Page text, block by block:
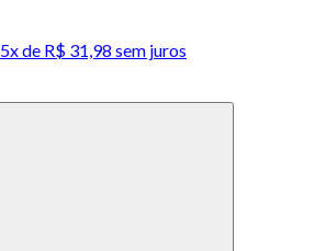
5x de R$ 31,98 sem juros